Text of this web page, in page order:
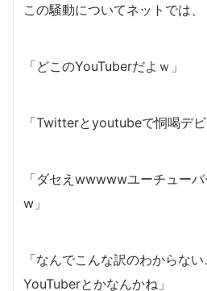
この騒動についてネットでは、
「どこのYouTuberだよｗ」
「Twitterとyoutubeで恫喝デビ
「ダセえwwwwwユーチュー
w」
「なんでこんな訳のわからな
YouTuberとかなんかね」